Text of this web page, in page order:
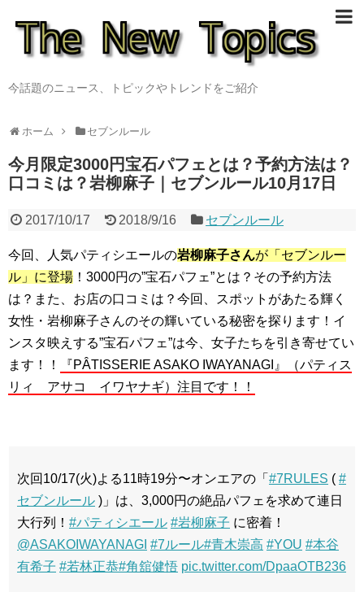
今話題のニュース、トピックやトレンドをご紹介
ホーム セブンルール
今月限定3000円宝石パフェとは？予約方法は？
口コミは？岩柳麻子｜セブンルール10月17日
2017/10/17 2018/9/16 セブンルール
今回、人気パティシエールの岩柳麻子さんが「セブンルー
ル」に登場 ！3000円の”宝石パフェ”とは？その予約方法
は？また、お店の口コミは？今回、スポットがあたる輝く
女性・岩柳麻子さんのその輝いている秘密を探ります！イ
ンスタ映えする”宝石パフェ”は今、女子たちを引き寄せてい
ます！！
『PÂTISSERIE ASAKO IWAYANAGI』（パティス
リィ アサコ イワヤナギ）注目です！！
次回10/17(火)よる11時19分〜オンエアの「 #7RULES ( #
セブンルール )」は、3,000円の絶品パフェを求めて連日
大行列！ #パティシエール #岩柳麻子 に密着！
@ASAKOIWAYANAGI #7ルール#青木崇高 #YOU #本谷
有希子 #若林正恭#角舘健悟 pic.twitter.com/DpaaOTB236